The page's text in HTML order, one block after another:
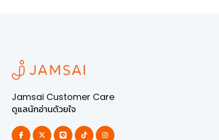
Jamsai Customer Care
ดูแลนักอ่านด้วยใจ